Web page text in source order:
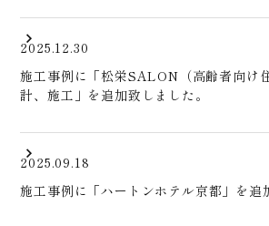
2025.12.30
施工事例に「松栄SALON（高齢者向け
計、施工」を追加致しました。
2025.09.18
施工事例に「ハートンホテル京都」を追